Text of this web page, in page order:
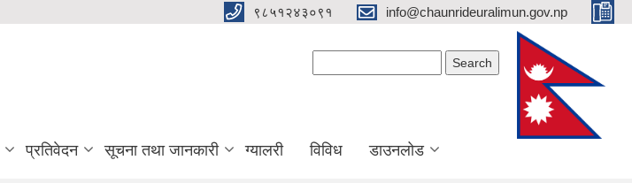
९८५१२४३०९१ info@chaunrideuralimun.gov.np
प्रतिवेदन सूचना तथा जानकारी ग्यालरी विविध डाउनलोड